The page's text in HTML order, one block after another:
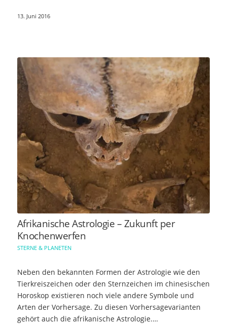
13. Juni 2016
Afrikanische Astrologie – Zukunft per
Knochenwerfen
STERNE & PLANETEN
Neben den bekannten Formen der Astrologie wie den
Tierkreiszeichen oder den Sternzeichen im chinesischen
Horoskop existieren noch viele andere Symbole und
Arten der Vorhersage. Zu diesen Vorhersagevarianten
gehört auch die afrikanische Astrologie.…